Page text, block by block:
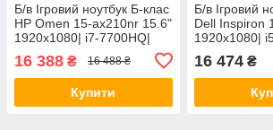
Б/в Ігровий ноутбук Б-клас
HP Omen 15-ax210nr 15.6"
1920x1080| i7-7700HQ|
SSD+1000GB HDD| GTX
1050 Ti 4GB
16 388 ₴ 16 488 ₴
Купити
Б/в Ігровий
Dell Inspiron
1920x1080|
16GB RAM|
GTX 960M
16 474₴